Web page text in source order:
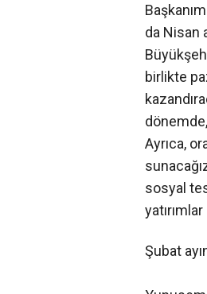
da Nisan
birlikte
Ayrıca,
sosyal
Şubat